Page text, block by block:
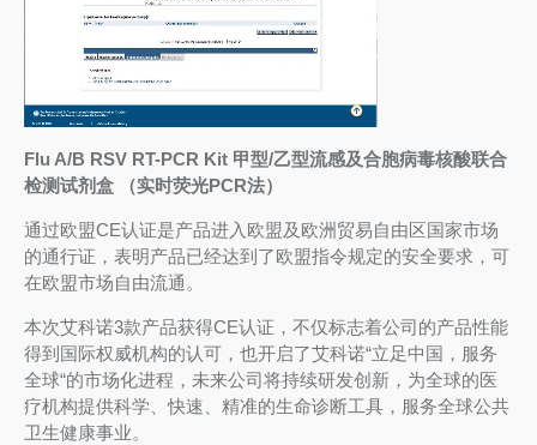
Flu A/B RSV RT-PCR Kit 甲型/乙型流感及合胞病毒核酸联合
检测试剂盒 （实时荧光PCR法）
通过欧盟CE认证是产品进入欧盟及欧洲贸易自由区国家市场
的通行证，表明产品已经达到了欧盟指令规定的安全要求，可
在欧盟市场自由流通。
本次艾科诺3款产品获得CE认证，不仅标志着公司的产品性能
得到国际权威机构的认可，也开启了艾科诺“立足中国，服务
全球“的市场化进程，未来公司将持续研发创新，为全球的医
疗机构提供科学、快速、精准的生命诊断工具，服务全球公共
卫生健康事业。